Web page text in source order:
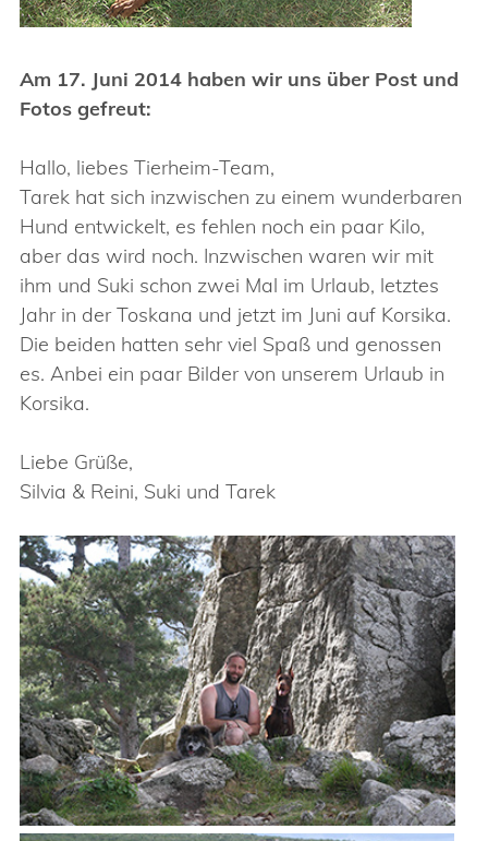
Am 17. Juni 2014 haben wir uns über Post und
Fotos gefreut:
Hallo, liebes Tierheim-Team,
Tarek hat sich inzwischen zu einem wunderbaren
Hund entwickelt, es fehlen noch ein paar Kilo,
aber das wird noch. Inzwischen waren wir mit
ihm und Suki schon zwei Mal im Urlaub, letztes
Jahr in der Toskana und jetzt im Juni auf Korsika.
Die beiden hatten sehr viel Spaß und genossen
es. Anbei ein paar Bilder von unserem Urlaub in
Korsika.
Liebe Grüße,
Silvia & Reini, Suki und Tarek